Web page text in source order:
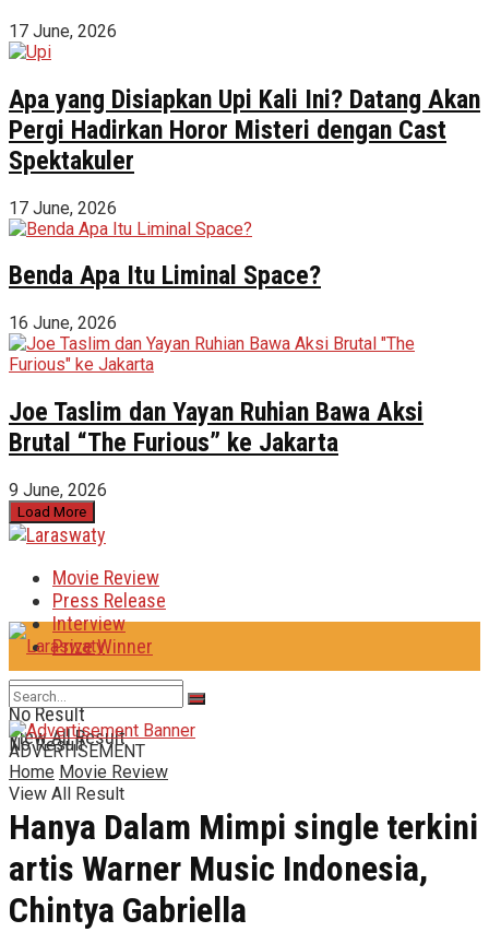
17 June, 2026
Apa yang Disiapkan Upi Kali Ini? Datang Akan
Pergi Hadirkan Horor Misteri dengan Cast
Spektakuler
17 June, 2026
Benda Apa Itu Liminal Space?
16 June, 2026
Joe Taslim dan Yayan Ruhian Bawa Aksi
Brutal “The Furious” ke Jakarta
9 June, 2026
Load More
Movie Review
Press Release
Interview
Prize Winner
No Result
View All Result
No Result
View All Result
ADVERTISEMENT
Home Movie Review
Hanya Dalam Mimpi single terkini
artis Warner Music Indonesia,
Chintya Gabriella